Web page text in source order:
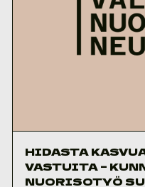
HIDASTA
VASTUITA –
NUORISOTYÖ